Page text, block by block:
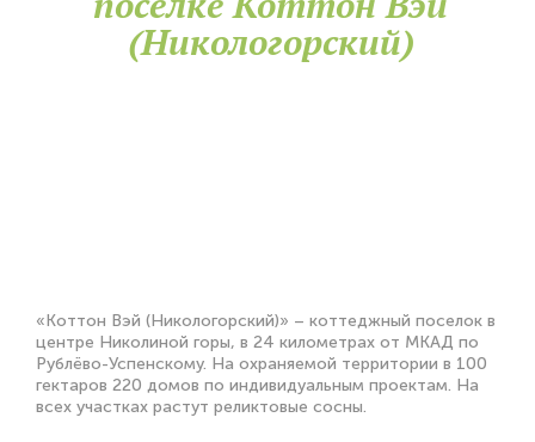
(Никологорский)
«Коттон Вэй (Никологорский)» – коттеджный поселок в
центре Николиной горы, в 24 километрах от МКАД по
Рублёво-Успенскому. На охраняемой территории в 100
гектаров 220 домов по индивидуальным проектам. На
всех участках растут реликтовые сосны.